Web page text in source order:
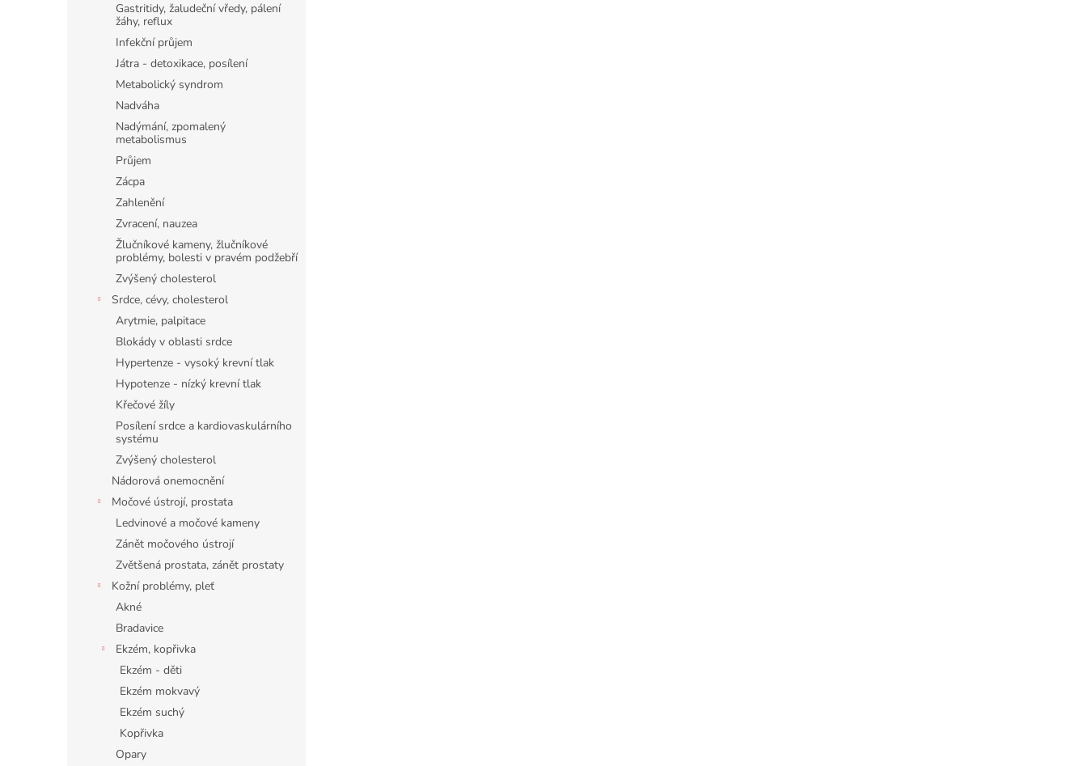
Gastritidy, žaludeční vředy, pálení
žáhy, reflux
Infekční průjem
Játra - detoxikace, posílení
Metabolický syndrom
Nadváha
Nadýmání, zpomalený
metabolismus
Průjem
Zácpa
Zahlenění
Zvracení, nauzea
Žlučníkové kameny, žlučníkové
problémy, bolesti v pravém podžebří
Zvýšený cholesterol
Srdce, cévy, cholesterol
Arytmie, palpitace
Blokády v oblasti srdce
Hypertenze - vysoký krevní tlak
Hypotenze - nízký krevní tlak
Křečové žíly
Posílení srdce a kardiovaskulárního
systému
Zvýšený cholesterol
Nádorová onemocnění
Močové ústrojí, prostata
Ledvinové a močové kameny
Zánět močového ústrojí
Zvětšená prostata, zánět prostaty
Kožní problémy, pleť
Akné
Bradavice
Ekzém, kopřivka
Ekzém - děti
Ekzém mokvavý
Ekzém suchý
Kopřivka
Opary